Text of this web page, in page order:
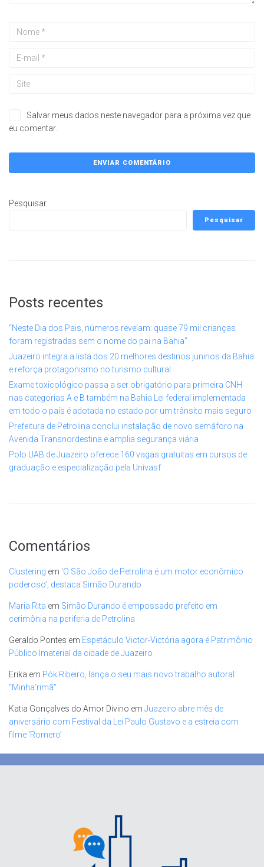
Salvar meus dados neste navegador para a próxima vez que
eu comentar.
Pesquisar
Pesquisar
Posts recentes
“Neste Dia dos Pais, números revelam: quase 79 mil crianças
foram registradas sem o nome do pai na Bahia”
Juazeiro integra a lista dos 20 melhores destinos juninos da Bahia
e reforça protagonismo no turismo cultural
Exame toxicológico passa a ser obrigatório para primeira CNH
nas categorias A e B também na Bahia Lei federal implementada
em todo o país é adotada no estado por um trânsito mais seguro
Prefeitura de Petrolina conclui instalação de novo semáforo na
Avenida Transnordestina e amplia segurança viária
Polo UAB de Juazeiro oferece 160 vagas gratuitas em cursos de
graduação e especialização pela Univasf
Comentários
Clustering em ‘O São João de Petrolina é um motor econômico
poderoso’, destaca Simão Durando
Maria Rita em Simão Durando é empossado prefeito em
cerimônia na periferia de Petrolina
Geraldo Pontes em Espetáculo Victor-Victória agora é Patrimônio
Público Imaterial da cidade de Juazeiro
Erika em Pók Ribeiro, lança o seu mais novo trabalho autoral
“Minha’rimã”
Katia Gonçalves do Amor Divino em Juazeiro abre mês de
aniversário com Festival da Lei Paulo Gustavo e a estreia com
filme ‘Romero’